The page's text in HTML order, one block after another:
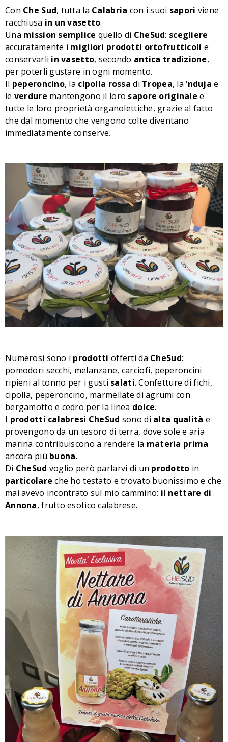
Con Che Sud, tutta la Calabria con i suoi sapori viene
racchiusa in un vasetto.
Una mission semplice quello di CheSud: scegliere
accuratamente i migliori prodotti ortofrutticoli e
conservarli in vasetto, secondo antica tradizione,
per poterli gustare in ogni momento.
Il peperoncino, la cipolla rossa di Tropea, la ‘nduja e
le verdure mantengono il loro sapore originale e
tutte le loro proprietà organolettiche, grazie al fatto
che dal momento che vengono colte diventano
immediatamente conserve.
Numerosi sono i prodotti offerti da CheSud:
pomodori secchi, melanzane, carciofi, peperoncini
ripieni al tonno per i gusti salati. Confetture di fichi,
cipolla, peperoncino, marmellate di agrumi con
bergamotto e cedro per la linea dolce.
I prodotti calabresi CheSud sono di alta qualità e
provengono da un tesoro di terra, dove sole e aria
marina contribuiscono a rendere la materia prima
ancora più buona.
Di CheSud voglio però parlarvi di un prodotto in
particolareche ho testato e trovato buonissimo e che
mai avevo incontrato sul mio cammino: il nettare di
Annona, frutto esotico calabrese.